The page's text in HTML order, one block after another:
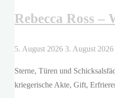
können
leisten.
Was
Rebecca Ross –
5. August 2026 3. August 2026
Sterne, Türen und
kriegerische Akte, Gift,